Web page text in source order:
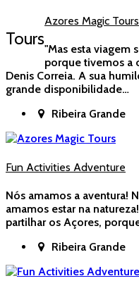
Tours
Azores Magic Tours
"Mas esta viagem
porque tivemos a
Denis Correia. A sua
grande disponibilidade…
Ribeira Grande
Fun Activities Adventure
Nós amamos a aventura!
amamos estar na
partilhar os Açores,
Ribeira Grande